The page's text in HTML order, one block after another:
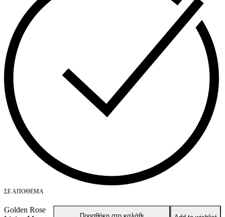
ΣΕ ΑΠΌΘΕΜΑ
Golden Rose